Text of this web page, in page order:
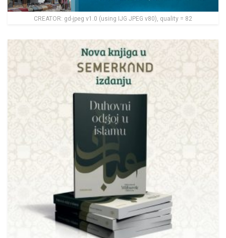
CREATOR: gd-jpeg v1.0 (using IJG JPEG v80), quality = 82